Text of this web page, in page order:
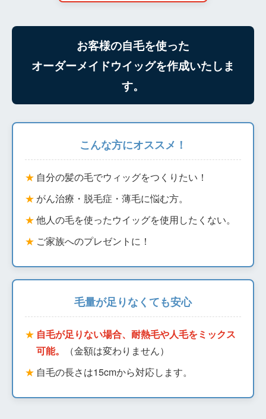
お客様の自毛を使った
オーダーメイドウイッグを作成いたしま
す。
こんな方にオススメ！
自分の髪の毛でウィッグをつくりたい！
がん治療・脱毛症・薄毛に悩む方。
他人の毛を使ったウイッグを使用したくない。
ご家族へのプレゼントに！
毛量が足りなくても安心
自毛が足りない場合、耐熱毛や人毛をミックス
可能。
（金額は変わりません）
自毛の長さは15cmから対応します。